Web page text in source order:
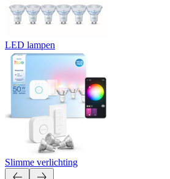
LED lampen
Slimme verlichting